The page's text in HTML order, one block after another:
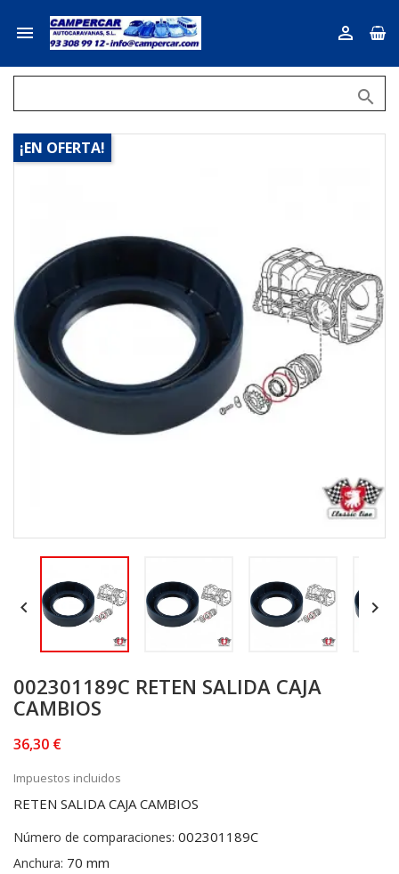
 

¡EN OFERTA!
 
002301189C RETEN SALIDA CAJA
CAMBIOS
36,30 €
Impuestos incluidos
RETEN SALIDA CAJA CAMBIOS
Número de comparaciones: 002301189C
Anchura: 70 mm